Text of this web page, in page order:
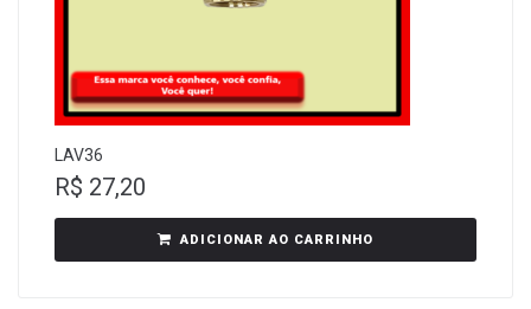
LAV36
R$ 27,20
ADICIONAR AO CARRINHO